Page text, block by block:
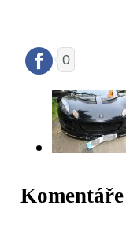
0
Komentáře